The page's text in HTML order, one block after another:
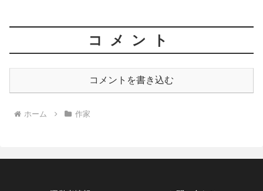
コメント
コメントを書き込む
ホーム 作家